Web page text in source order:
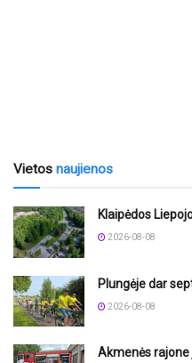
Vietos naujienos
Klaipėdos
2026-08-08
Plungėje dar
2026-08-08
Akmenės